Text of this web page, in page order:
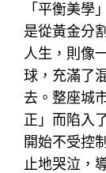
「平衡美學
是從黃金分
人生，則像
球，充滿了
去。整座城
正」而陷入
開始不受控
止地哭泣，